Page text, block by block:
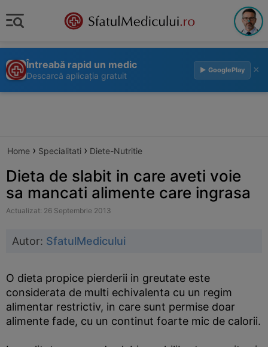
Întreabă rapid un medic
Descarcă aplicația gratuit
▶ GooglePlay ×
Home › Specialitati › Diete-Nutritie
Dieta de slabit in care aveti voie
sa mancati alimente care ingrasa
Actualizat: 26 Septembrie 2013
Autor: SfatulMedicului
O dieta propice pierderii in greutate este
considerata de multi echivalenta cu un regim
alimentar restrictiv, in care sunt permise doar
alimente fade, cu un continut foarte mic de calorii.